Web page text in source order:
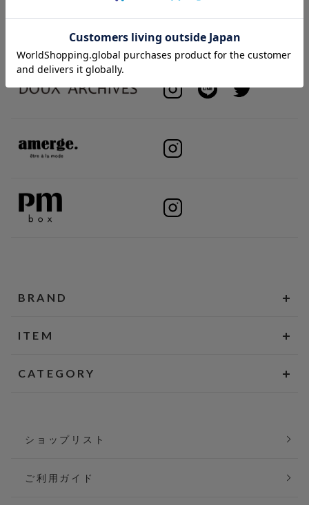
BRAND
ITEM
CATEGORY
ショップリスト
ご利用ガイド